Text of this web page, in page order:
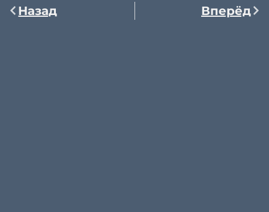
Назад Вперёд